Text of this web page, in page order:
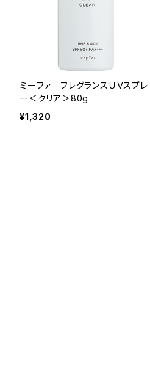
ミーファ フレグランスＵＶスプレ
ー＜クリア＞80g
¥1,320